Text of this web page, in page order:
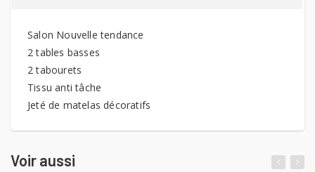
Salon Nouvelle tendance
2 tables basses
2 tabourets
Tissu anti tâche
Jeté de matelas décoratifs
Voir aussi